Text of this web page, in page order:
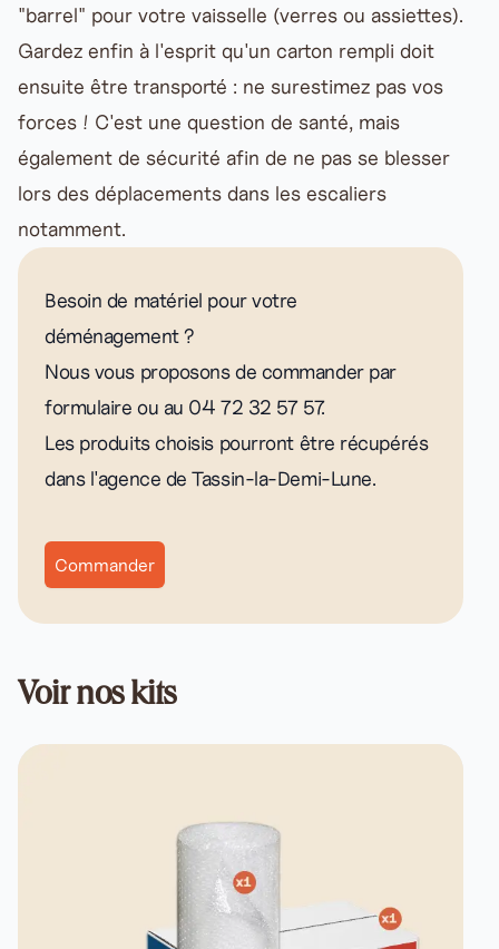
"barrel" pour votre vaisselle (verres ou assiettes).
Gardez enfin à l'esprit qu'un carton rempli doit
ensuite être transporté : ne surestimez pas vos
forces ! C'est une question de santé, mais
également de sécurité afin de ne pas se blesser
lors des déplacements dans les escaliers
notamment.
Besoin de matériel pour votre
déménagement ?
Nous vous proposons de commander par
formulaire ou au 04 72 32 57 57.
Les produits choisis pourront être récupérés
dans l'agence de Tassin-la-Demi-Lune.
Commander
Voir nos kits